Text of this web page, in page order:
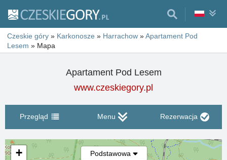
Czeskie góry » Karkonosze » Harrachow »Apartament Pod
Lesem » Mapa
Apartament Pod Lesem
www.czeskiegory.pl
Przegląd Menu Rezerwacja
Podstawowa
+